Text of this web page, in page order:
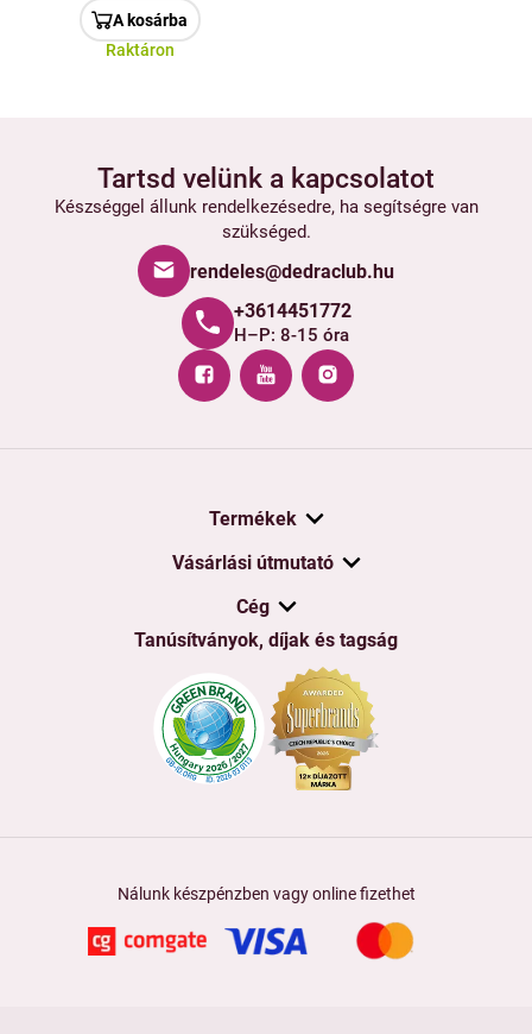
A kosárba
Raktáron
Tartsd velünk a kapcsolatot
Készséggel állunk rendelkezésedre, ha segítségre van
szükséged.
rendeles@dedraclub.hu
+3614451772
H–P: 8-15 óra
Termékek
Vásárlási útmutató
Cég
Tanúsítványok, díjak és tagság
Nálunk készpénzben vagy online fizethet